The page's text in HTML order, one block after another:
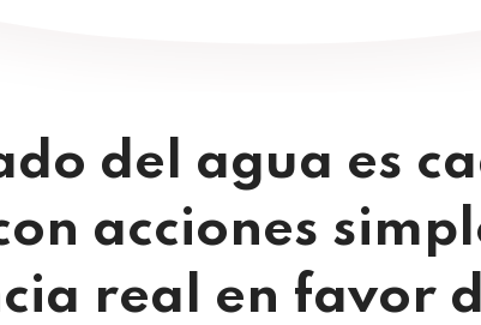
del agua es
acciones
real en favor